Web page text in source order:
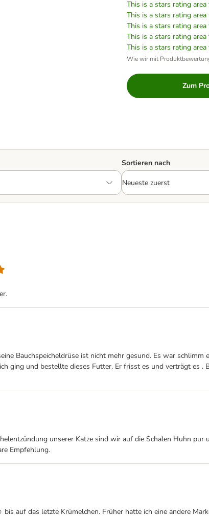
This is a stars rating
This is a stars rating
This is a stars rating
This is a stars rating
This is a stars rating
Wie wir mit
Zum
Sortieren nach
Bauchspeicheldrüse ist nicht mehr gesund. Es war
ging und bestellte dieses Futter. Er frisst es und verträgt es
unserer Katze sind wir auf die Schalen Huhn
Empfehlung.
auf das letzte Krümelchen. Früher hatte ich eine andere